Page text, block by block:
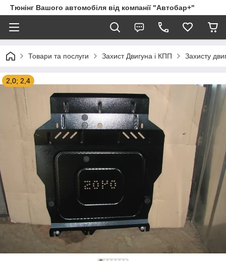
Тюнінг Вашого автомобіля від компанії "Автобар+"
Товари та послуги Захист Двигуна і КПП Захисту
2,0; 2,4